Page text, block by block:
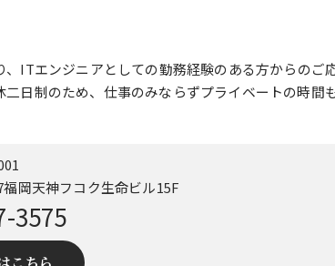
ITエンジニアとしての勤務経験のある方からのご
日制のため、仕事のみならずプライベートの時間
岡天神フコク生命ビル15F
3575
こちら